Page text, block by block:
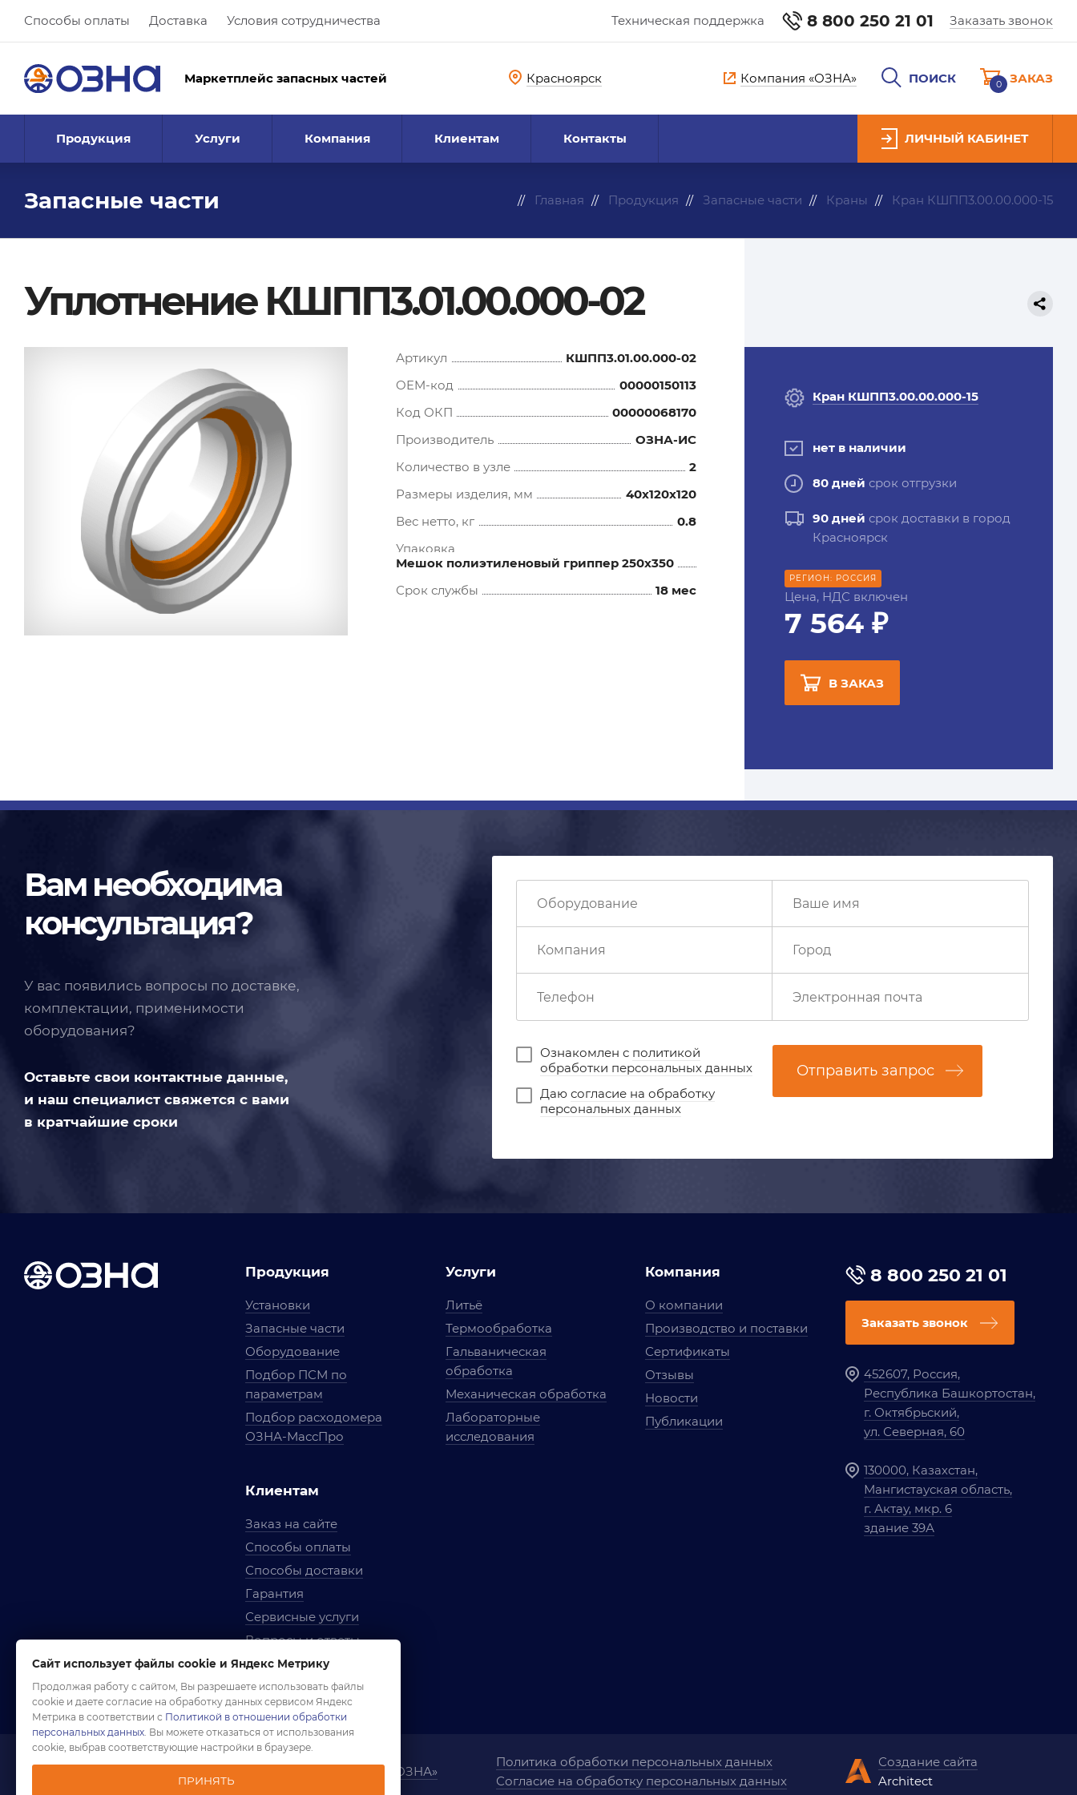
Способы оплаты Доставка Условия сотрудничества Техническая поддержка 8 800 250 21 01 Заказать звонок
Маркетплейс запасных частей Красноярск Компания «ОЗНА» ПОИСК 0 ЗАКАЗ
Продукция Услуги Компания Клиентам Контакты ЛИЧНЫЙ КАБИНЕТ
Запасные части Главная Продукция Запасные части Краны Кран КШПП3.00.00.000-15
Уплотнение КШПП3.01.00.000-02
Артикул
КШПП3.01.00.000-02
OEM-код
00000150113
Код ОКП
00000068170
Производитель
ОЗНА-ИС
Количество в узле
2
Размеры изделия, мм
40x120x120
Вес нетто, кг
0.8
Упаковка
Мешок полиэтиленовый гриппер 250х350
Срок службы
18 мес
Кран КШПП3.00.00.000-15
нет в наличии
80 дней срок отгрузки
90 дней срок доставки в город
Красноярск
РЕГИОН: РОССИЯ
Цена, НДС включен
7 564 ₽
В ЗАКАЗ
Вам необходима
консультация?
У вас появились вопросы по доставке,
комплектации, применимости
оборудования?
Оставьте свои контактные данные,
и наш специалист свяжется с вами
в кратчайшие сроки
Ознакомлен с политикой
обработки персональных данных
Даю согласие на обработку
персональных данных
Отправить запрос
Продукция
Установки
Запасные части
Оборудование
Подбор ПСМ по
параметрам
Подбор расходомера
ОЗНА-МассПро
Клиентам
Заказ на сайте
Способы оплаты
Способы доставки
Гарантия
Сервисные услуги
Вопросы и ответы
Условия сотрудничества
Правила использования
Услуги
Литьё
Термообработка
Гальваническая
обработка
Механическая обработка
Лабораторные
исследования
Компания
О компании
Производство и поставки
Сертификаты
Отзывы
Новости
Публикации
8 800 250 21 01
Заказать звонок
452607, Россия,
Республика Башкортостан,
г. Октябрьский,
ул. Северная, 60
130000, Казахстан,
Мангистауская область,
г. Актау, мкр. 6
здание 39А
Компания «ОЗНА»
Политика обработки персональных данных
Согласие на обработку персональных данных
Создание сайта
Architect
Сайт использует файлы cookie и Яндекс Метрику
Продолжая работу с сайтом, Вы разрешаете использовать файлы
cookie и даете согласие на обработку данных сервисом Яндекс
Метрика в соответствии с Политикой в отношении обработки
персональных данных. Вы можете отказаться от использования
cookie, выбрав соответствующие настройки в браузере.
ПРИНЯТЬ